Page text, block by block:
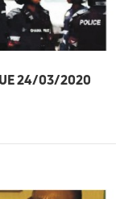
24/03/2020